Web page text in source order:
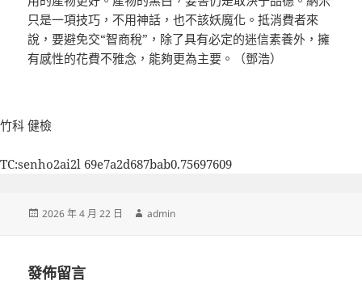
只是一項技巧，不用神話，也不該妖魔化。抵消費者來
說，要避免交“智商稅”，除了具有必定的迷信素養外，擁
有感性的花費不雅念，能夠更為主要。（鄧浩）
竹科 健檢
TC:senho2ai2l 69e7a2d687bab0.75697609
發
2026 年 4 月 22 日
作
admin
發佈留言